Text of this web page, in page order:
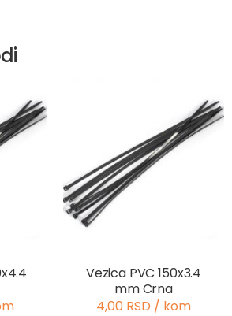
Vezica PVC 150x3.4
mm Crna
4,00 RSD / kom